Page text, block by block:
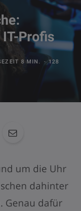
Profis
8 MIN.
128
um die Uhr
dahinter
Genau dafür